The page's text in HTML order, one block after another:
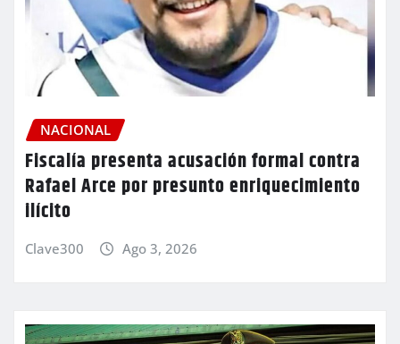
NACIONAL
Fiscalía presenta acusación formal contra
Rafael Arce por presunto enriquecimiento
ilícito
Clave300 Ago 3, 2026